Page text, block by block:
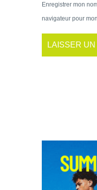
Enregistrer mon
navigateur pour